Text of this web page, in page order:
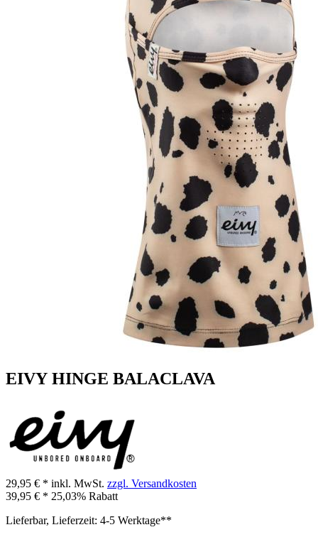
EIVY HINGE BALACLAVA
29,95 € * inkl. MwSt. zzgl. Versandkosten
39,95 € * 25,03% Rabatt
Lieferbar, Lieferzeit: 4-5 Werktage**